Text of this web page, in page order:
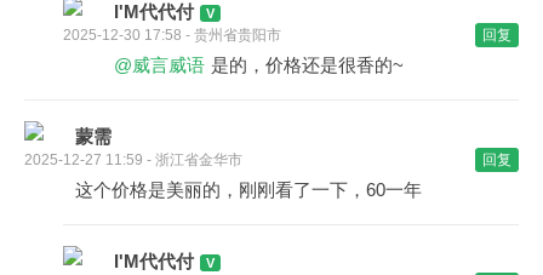
I'M代代付
2025-12-30 17:58 - 贵州省贵阳市 回复
@威言威语 是的，价格还是很香的~
蒙需
2025-12-27 11:59 - 浙江省金华市 回复
这个价格是美丽的，刚刚看了一下，60一年
I'M代代付